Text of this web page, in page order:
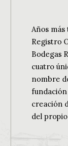
Años
Registro
Bodegas
cuatro
nombre
creación
del